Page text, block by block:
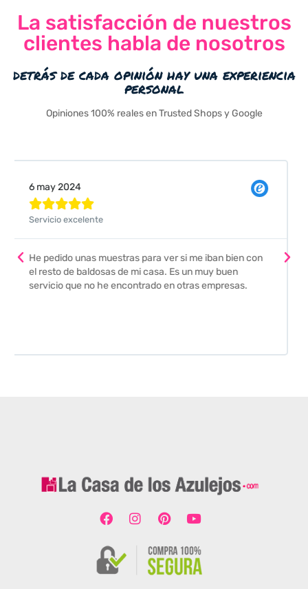
La satisfacción de nuestros
clientes habla de nosotros
detrás de cada opinión hay una experiencia
personal
Opiniones 100% reales en Trusted Shops y Google
Valeria Comellas

envío fue perfecto pero lo mejor ha sido el seguimiento
que nos han hecho. Nos guiaron y aconsejaron para
escoger los azulejos. Lo aconsejo a todos mis amigos